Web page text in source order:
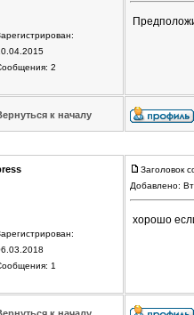
2
к началу
1
Заголовок
Добавлено:
хорошо